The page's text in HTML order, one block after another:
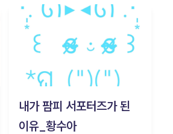
내가 팜피 서포터즈가 된
이유_황수아